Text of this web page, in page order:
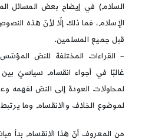
السلام) في إيضاح بعض المسائل
الإسلام، فما ذلك إلّا لأنّ هذه
قبل جميع المسلمين.
– القراءات المختلفة للنصّ
غالبًا في أجواء انقسام سياسيّ
لمحاولات العودة إلى النصّ لفهمه
لموضوع الخلاف والانقسام وما
من المعروف أنّ هذا الانقسام بدأ